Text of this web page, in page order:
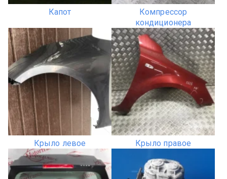
Капот
Компрессор
кондиционера
Крыло левое Крыло правое